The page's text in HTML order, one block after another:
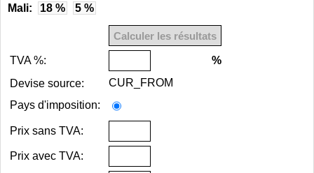
Mali: 18 % 5 %
TVA %:
%
Devise source:
CUR_FROM
Pays d'imposition:
Prix sans TVA:
Prix avec TVA: